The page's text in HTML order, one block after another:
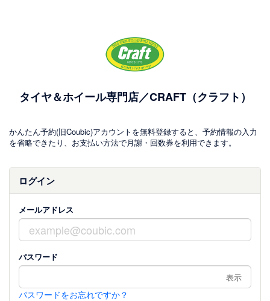
タイヤ＆ホイール専門店／CRAFT（クラフト）
かんたん予約(旧Coubic)アカウントを無料登録すると、予約情報の入力
を省略できたり、お支払い方法で月謝・回数券を利用できます。
ログイン
メールアドレス
パスワード
表示
パスワードをお忘れですか？